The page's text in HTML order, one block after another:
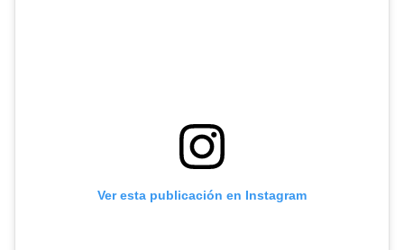
Ver esta publicación en Instagram